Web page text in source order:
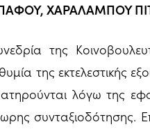
ΧΑΡΑΛΑΜΠΟΥ
της
της εκτελεστικής
λόγω της
συνταξιοδότησης.